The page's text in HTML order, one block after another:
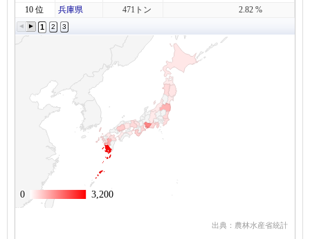
10 位
兵庫県 471トン 2.82 %
1 2 3
0
0 3,200
3,200
出典：農林水産省統計